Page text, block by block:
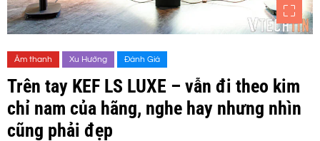
Âm thanh Xu Hướng Đánh Giá
Trên tay KEF LS LUXE – vẫn đi theo kim
chỉ nam của hãng, nghe hay nhưng nhìn
cũng phải đẹp